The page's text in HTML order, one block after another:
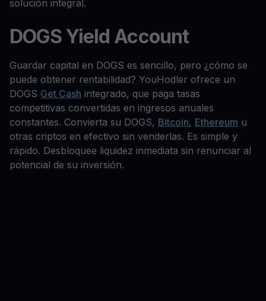
solución integral.
DOGS Yield Account
Guardar capital en DOGS es sencillo, pero ¿cómo se
puede obtener rentabilidad? YouHodler ofrece un
DOGS Get Cash integrado, que paga tasas
competitivas convertidas en ingresos anuales
constantes. Convierta su DOGS, Bitcoin, Ethereum u
otras criptos en efectivo sin venderlas. Es simple y
rápido. Desbloquee liquidez inmediata sin renunciar al
potencial de su inversión.